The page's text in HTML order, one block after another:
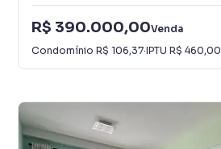
R$ 390.000,00Venda
Condomínio R$ 106,37·IPTU R$ 460,00